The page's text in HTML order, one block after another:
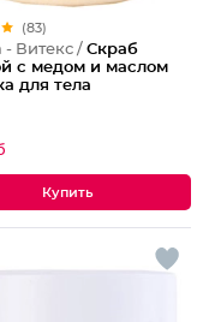
(83)
- Витекс / Скраб
с медом и маслом
для тела